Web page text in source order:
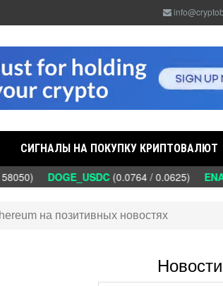
СИГНАЛЫ НА ПОКУПКУ КРИПТОВАЛЮТ
DOGE_USDC(0.0764 / 0.0625)
на позитивных новостях
Новости